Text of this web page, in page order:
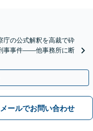
庁の公式解釈を高裁で砕
事事件——他事務所に断
メールでお問い合わせ